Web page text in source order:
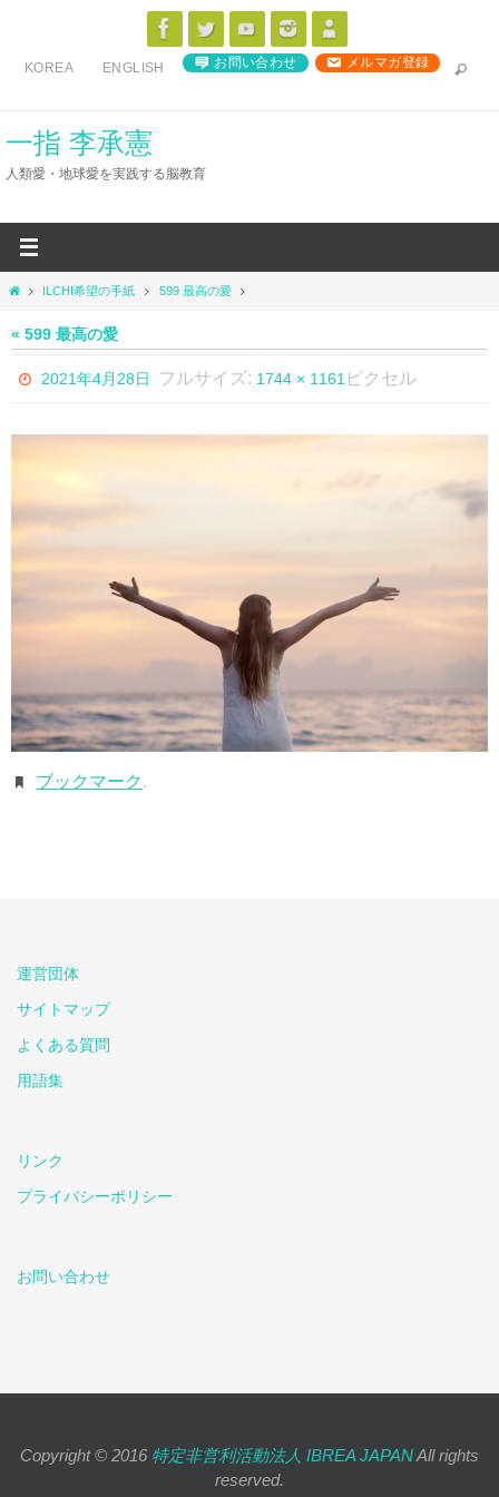
ス
KOREA ENGLISH お問い合わせ メルマガ登録
一指 李承憲
人類愛・地球愛を実践する脳教育
ホ
ム
ILCHI希望の手紙 599 最高の愛
« 599 最高の愛
2021年4月28日 フルサイズ: 1744 × 1161 ピクセル
ブックマーク .
運営団体
サイトマップ
よくある質問
用語集
リンク
プライバシーポリシー
お問い合わせ
Copyright © 2016 特定非営利活動法人 IBREA JAPANAll rights
reserved.